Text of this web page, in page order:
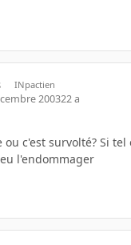
INpactien
200322 a
c'est survolté? Si tel
l'endommager